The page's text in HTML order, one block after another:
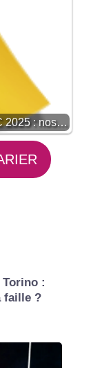
2025 : nos…
Torino :
faille ?